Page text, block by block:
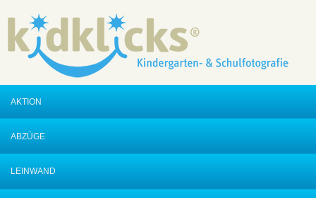
AKTION
ABZÜGE
LEINWAND